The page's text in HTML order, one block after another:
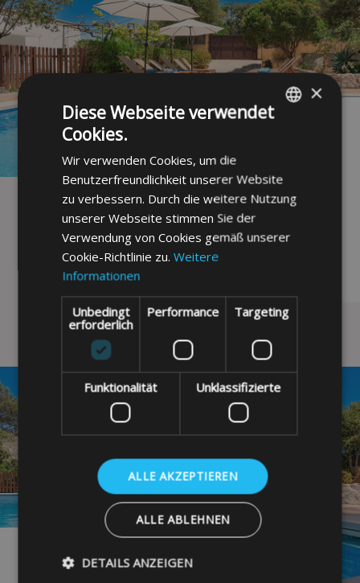
September
Buchen Sie Ihren Aufenthalt im September und
sichern Sie sichzusätzlich 8 % Rabatt .
VERFÜGBARE TERMINE ANZEIGEN
Oktober
SPANISH
×
Diese Webseite verwendet
Cookies.
Wir verwenden Cookies, um die
Benutzerfreundlichkeit unserer Website
zu verbessern. Durch die weitere Nutzung
unserer Webseite stimmen Sie der
Verwendung von Cookies gemäß unserer
Cookie-Richtlinie zu. Weitere
Informationen
Unbedingt
erforderlich
Performance Targeting
Funktionalität Unklassifizierte
ALLE AKZEPTIEREN
ALLE ABLEHNEN
DETAILS ANZEIGEN